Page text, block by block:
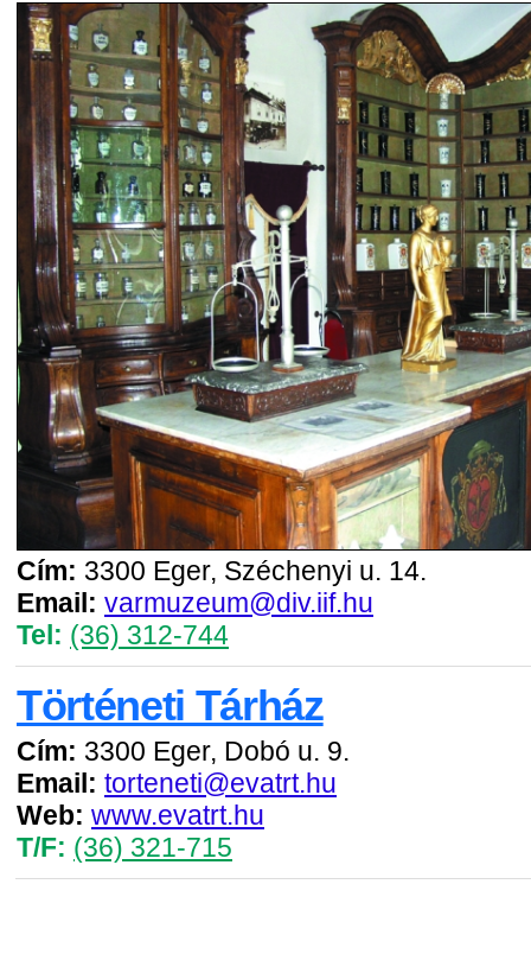
Cím: 3300 Eger, Széchenyi u. 14.
Email: varmuzeum@div.iif.hu
Tel: (36) 312-744
Történeti Tárház
Cím: 3300 Eger, Dobó u. 9.
Email: torteneti@evatrt.hu
Web: www.evatrt.hu
T/F: (36) 321-715